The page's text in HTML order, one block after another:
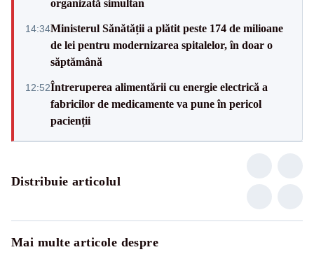
organizată simultan
14:34Ministerul Sănătății a plătit peste 174 de milioane
de lei pentru modernizarea spitalelor, în doar o
săptămână
12:52Întreruperea alimentării cu energie electrică a
fabricilor de medicamente va pune în pericol
pacienții
Distribuie articolul
Mai multe articole despre